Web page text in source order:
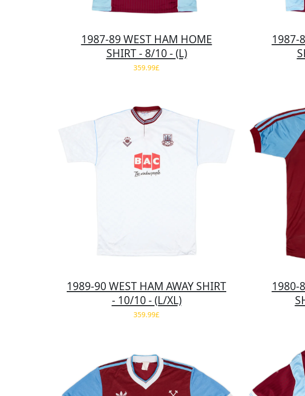
1987-89 WEST HAM HOME
SHIRT - 8/10 - (L)
359.99£
1987-
1989-90 WEST HAM AWAY SHIRT
- 10/10 - (L/XL)
359.99£
1980-